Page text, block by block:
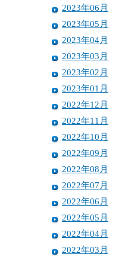
2023年06月
2023年05月
2023年04月
2023年03月
2023年02月
2023年01月
2022年12月
2022年11月
2022年10月
2022年09月
2022年08月
2022年07月
2022年06月
2022年05月
2022年04月
2022年03月